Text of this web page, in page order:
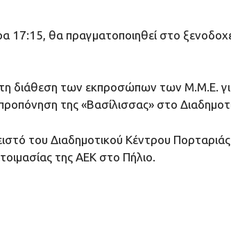
θα πραγματοποιηθεί στο
διάθεση των εκπροσώπων των Μ.Μ.Ε.
της «Βασίλισσας» στο
του Διαδημοτικού Κέντρου
της ΑΕΚ στο Πήλιο.